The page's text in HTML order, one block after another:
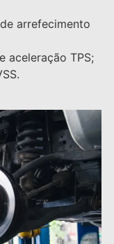
arrefecimento
aceleração TPS;